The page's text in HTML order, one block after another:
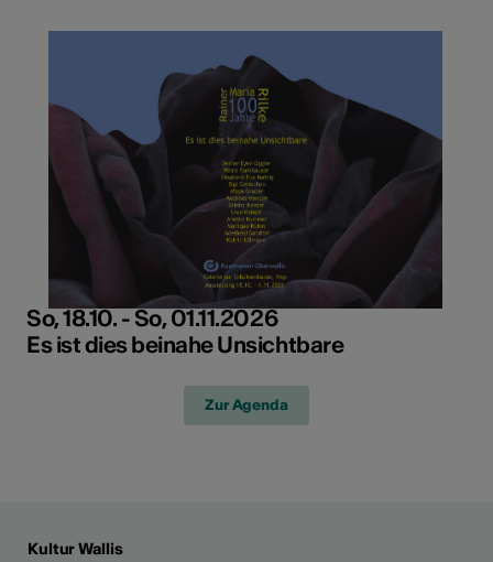
So, 18.10. - So, 01.11.2026
Es ist dies beinahe Unsichtbare
Zur Agenda
Kultur Wallis